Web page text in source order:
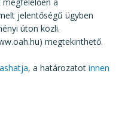
jelentőségű ügyben
úton közli.
megtekinthető.
, a határozatot innen